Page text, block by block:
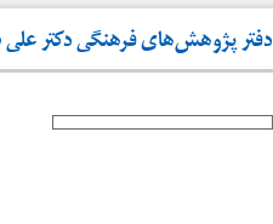
دفتر پژوهش‌های فرهنگی دکتر علی